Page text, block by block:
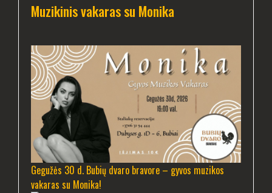
Muzikinis vakaras su Monika
Gegužės 30 d. Bubių dvaro bravore – gyvos muzikos
vakaras su Monika!